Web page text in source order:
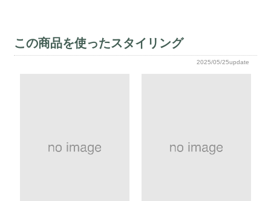
この商品を使ったスタイリング
2025/05/25update